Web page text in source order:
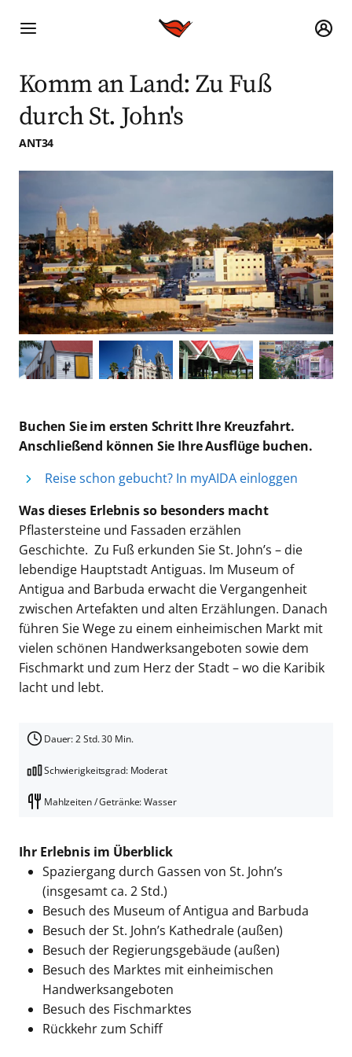
Komm an Land: Zu Fuß
durch St. John's
ANT34
Buchen Sie im ersten Schritt Ihre Kreuzfahrt.
Anschließend können Sie Ihre Ausflüge buchen.
Reise schon gebucht? In myAIDA einloggen
Was dieses Erlebnis so besonders macht
Pflastersteine und Fassaden erzählen
Geschichte. Zu Fuß erkunden Sie St. John’s – die
lebendige Hauptstadt Antiguas. Im Museum of
Antigua and Barbuda erwacht die Vergangenheit
zwischen Artefakten und alten Erzählungen. Danach
führen Sie Wege zu einem einheimischen Markt mit
vielen schönen Handwerksangeboten sowie dem
Fischmarkt und zum Herz der Stadt – wo die Karibik
lacht und lebt.
Dauer: 2 Std. 30 Min.
Schwierigkeitsgrad: Moderat
Mahlzeiten / Getränke: Wasser
Ihr Erlebnis im Überblick
Spaziergang durch Gassen von St. John’s
(insgesamt ca. 2 Std.)
Besuch des Museum of Antigua and Barbuda
Besuch der St. John’s Kathedrale (außen)
Besuch der Regierungsgebäude (außen)
Besuch des Marktes mit einheimischen
Handwerksangeboten
Besuch des Fischmarktes
Rückkehr zum Schiff